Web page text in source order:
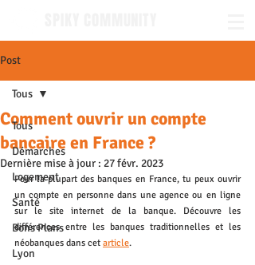
Post
Tous
Démarches
Logement
Santé
Bons Plans
Lyon
Tous
Comment ouvrir un compte
bancaire en France ?
Dernière mise à jour : 27 févr. 2023
Pour la plupart des banques en France, tu peux ouvrir
un compte en personne dans une agence ou en ligne
sur le site internet de la banque. Découvre les
différences entre les banques traditionnelles et les
néobanques dans cet article.